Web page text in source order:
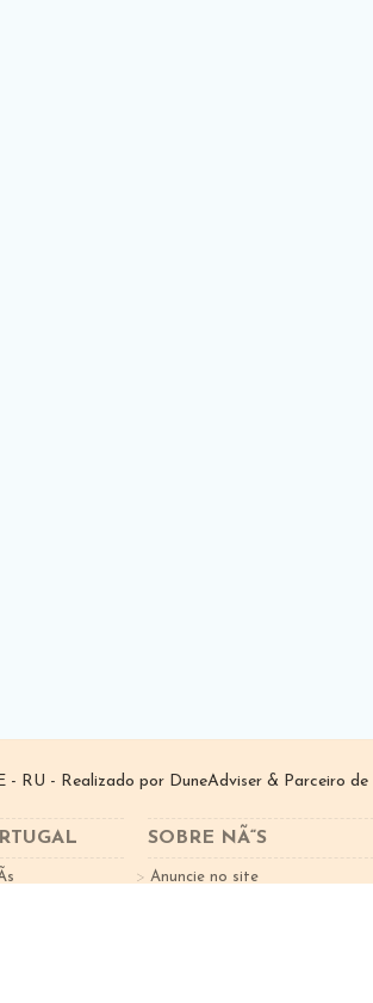
- RU - Realizado por DuneAdviser & Parceiro de
SOBRE NÃ“S
Anuncie no site